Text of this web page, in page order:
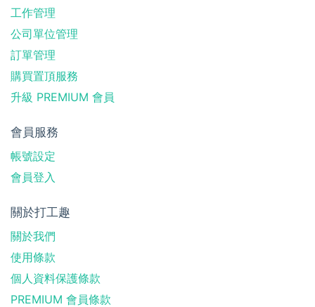
工作管理
公司單位管理
訂單管理
購買置頂服務
升級 PREMIUM 會員
會員服務
帳號設定
會員登入
關於打工趣
關於我們
使用條款
個人資料保護條款
PREMIUM 會員條款